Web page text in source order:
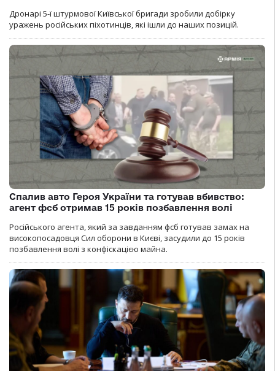
Дронарі 5-ї штурмової Київської бригади зробили добірку
уражень російських піхотинців, які ішли до наших позицій.
Спалив авто Героя України та готував вбивство:
агент фсб отримав 15 років позбавлення волі
Російського агента, який за завданням фсб готував замах на
високопосадовця Сил оборони в Києві, засудили до 15 років
позбавлення волі з конфіскацією майна.